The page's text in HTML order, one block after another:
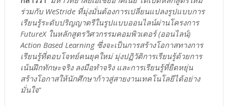
ร่วมกับ WeStride ที่มุ่งมั่นต้องการเปลี่ยนแปลงรูปแบบการ
เรียนรู้ระดับปริญญาตรีในรูปแบบออนไลน์ผ่านโครงการ
FutureX ในหลักสูตรวิศวกรรมคอมพิวเตอร์ (ออนไลน์)
Action Based Learning ซึ่งจะเป็นการสร้างโอกาสทางการ
เรียนรู้ที่ตอบโจทย์คนยุคใหม่ มุ่งปฏิวัติการเรียนรู้ด้วยการ
เน้นฝึกทักษะจริง ลงมือทำจริง และการเรียนรู้ที่ยืดหยุ่น
สร้างโอกาสให้นักศึกษาก้าวสู่สายงานเทคโนโลยีได้อย่าง
มั่นใจ”